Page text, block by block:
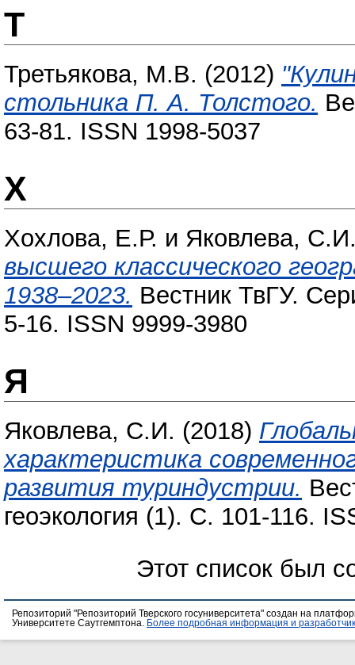
Т
Третьякова, М.В. (2012)
стольника П. А. Толстого.
63-81. ISSN 1998-5037
Х
Хохлова, Е.Р. и Яковлева,
высшего классического
1938–2023. Вестник ТвГУ.
5-16. ISSN 9999-3980
Я
Яковлева, С.И. (2018)
характеристика
развития туриндустрии.
геоэкология (1). С. 101-116.
Этот список был
Репозиторий "Репозиторий Тверского госуниверситета" создан на
Университете Саутгемптона. Более подробная информация и